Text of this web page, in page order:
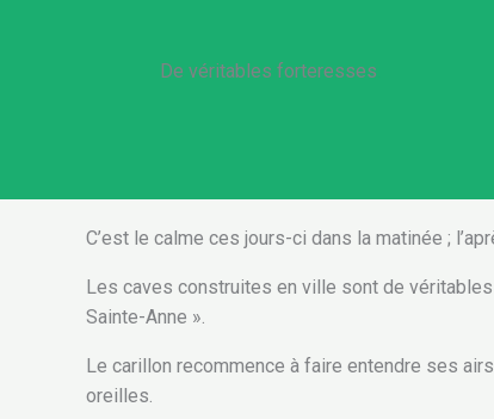
De véritables forteresses
C’est le calme ces jours-ci dans la matinée ;
Les caves construites en ville sont de
Sainte-Anne ».
Le carillon recommence à faire entendre ses
oreilles.